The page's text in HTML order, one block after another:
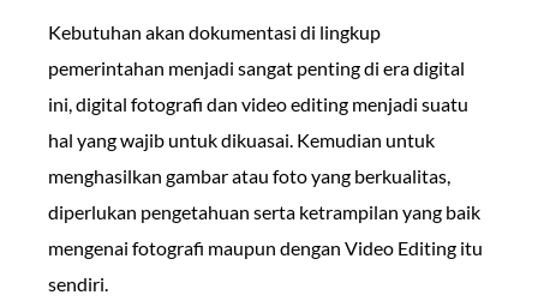
Kebutuhan akan dokumentasi di lingkup
pemerintahan menjadi sangat penting di era digital
ini, digital fotografi dan video editing menjadi suatu
hal yang wajib untuk dikuasai. Kemudian untuk
menghasilkan gambar atau foto yang berkualitas,
diperlukan pengetahuan serta ketrampilan yang baik
mengenai fotografi maupun dengan Video Editing itu
sendiri.